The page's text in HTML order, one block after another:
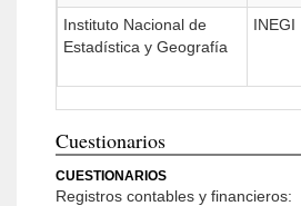
Instituto Nacional de
Estadística y Geografía
INEGI
Cuestionarios
CUESTIONARIOS
Registros contables y financieros: